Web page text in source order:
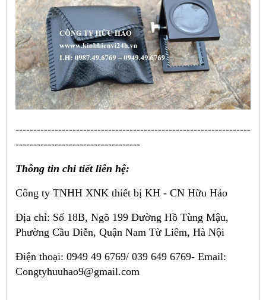
------------------------------------------------------------------
-----------------------------------
Thông tin chi tiết liên hệ:
Công ty TNHH XNK thiết bị KH - CN Hữu Hảo
Địa chỉ: Số 18B, Ngõ 199 Đường Hồ Tùng Mậu,
Phường Cầu Diễn, Quận Nam Từ Liêm, Hà Nội
Điện thoại: 0949 49 6769/ 039 649 6769- Email:
Congtyhuuhao9@gmail.com